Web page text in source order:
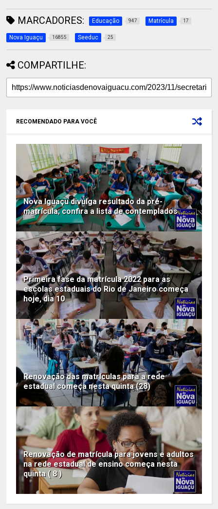
MARCADORES: Educação 947 Matrícula 17
Nova Iguaçu 16855 Seeduc 25
COMPARTILHE:
RECOMENDADO PARA VOCÊ
Nova Iguaçu divulga resultado da pré-
matrícula; confira a lista de contemplados
Primeira fase da matrícula 2022 para as
escolas estaduais do Rio de Janeiro começa
hoje, dia 10
Renovação das matrículas para a rede
estadual começa nesta quinta (28)
Renovação de matrícula para jovens e adultos
na rede estadual de ensino começa nesta
quinta ( 8 )